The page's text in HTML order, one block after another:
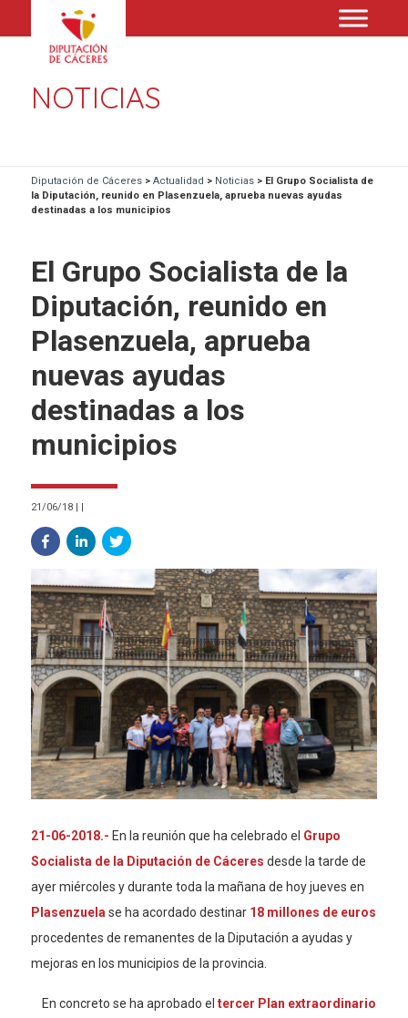
NOTICIAS
Diputación de Cáceres> Actualidad > Noticias> El Grupo Socialista de
la Diputación, reunido en Plasenzuela, aprueba nuevas ayudas
destinadas a los municipios
El Grupo Socialista de la
Diputación, reunido en
Plasenzuela, aprueba
nuevas ayudas
destinadas a los
municipios
21/06/18 | |
21-06-2018.- En la reunión que ha celebrado el Grupo
Socialista de la Diputación de Cáceres desde la tarde de
ayer miércoles y durante toda la mañana de hoy jueves en
Plasenzuelase ha acordado destinar 18 millones de euros
procedentes de remanentes de la Diputación a ayudas y
mejoras en los municipios de la provincia.
En concreto se ha aprobado el tercer Plan extraordinario